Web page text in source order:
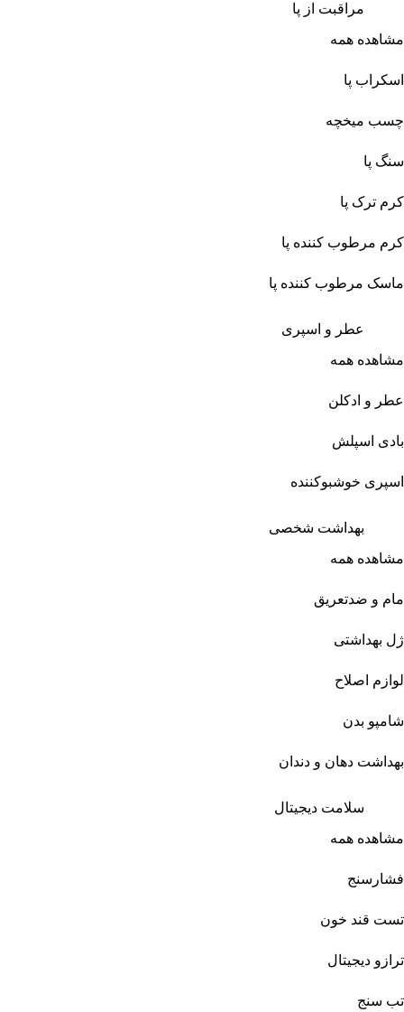
مراقبت از پا
مشاهده همه
اسکراب پا
چسب میخچه
سنگ پا
کرم ترک پا
کرم مرطوب کننده پا
ماسک مرطوب کننده پا
عطر و اسپری
مشاهده همه
عطر و ادکلن
بادی اسپلش
اسپری خوشبوکننده
بهداشت شخصی
مشاهده همه
مام و ضدتعریق
ژل بهداشتی
لوازم اصلاح
شامپو بدن
بهداشت دهان و دندان
سلامت دیجیتال
مشاهده همه
فشارسنج
تست قند خون
ترازو دیجیتال
تب سنج